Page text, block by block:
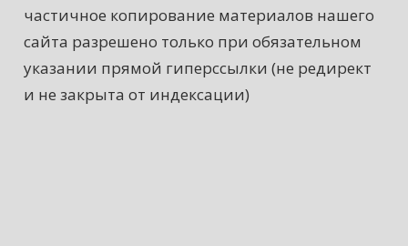
частичное копирование материалов нашего
сайта разрешено только при обязательном
указании прямой гиперссылки (не редирект
и не закрыта от индексации)